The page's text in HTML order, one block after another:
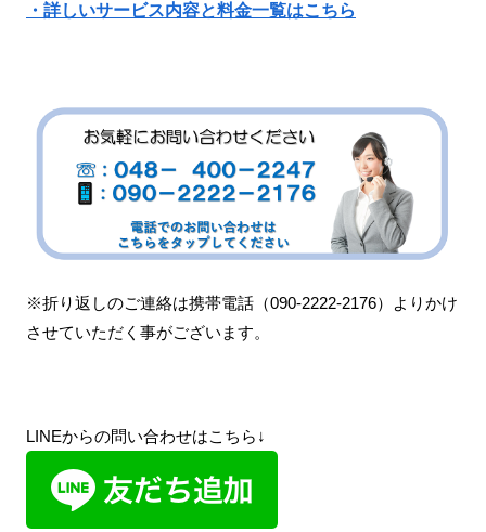
・詳しいサービス内容と料金一覧はこちら
※折り返しのご連絡は携帯電話（090-2222-2176）よりかけ
させていただく事がございます。
LINEからの問い合わせはこちら↓